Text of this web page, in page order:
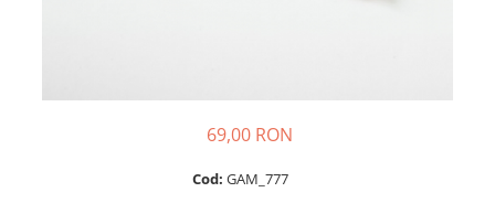
69,00 RON
Cod: GAM_777